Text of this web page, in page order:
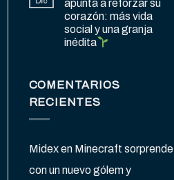
apunta a reforzar su
corazón: más vida
social y una granja
inédita
COMENTARIOS
RECIENTES
Midexen Minecraft sorprende
con un nuevo gólem y